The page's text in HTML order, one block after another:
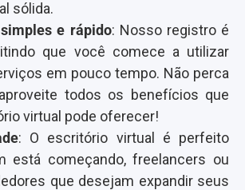
sólida.
e rápido: Nosso registro é
que você comece a utilizar
em pouco tempo. Não perca
todos os benefícios que
virtual pode oferecer!
: O escritório virtual é perfeito
está começando, freelancers ou
que desejam expandir seus